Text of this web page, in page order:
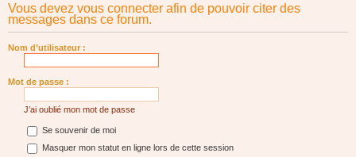
Vous devez vous connecter afin de pouvoir citer des
messages dans ce forum.
Nom d’utilisateur :
Mot de passe :
J’ai oublié mon mot de passe
Se souvenir de moi
Masquer mon statut en ligne lors de cette session